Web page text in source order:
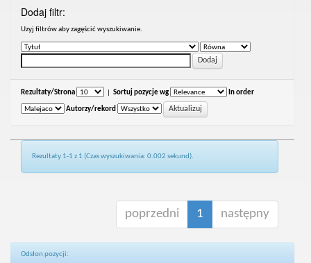
Dodaj filtr:
Uzyj filtrów aby zagęścić wyszukiwanie.
Rezultaty/Strona Sortuj pozycje wg In order
Autorzy/rekord
Rezultaty 1-1 z 1 (Czas wyszukiwania: 0.002 sekund).
poprzedni 1 następny
Odsłon pozycji: